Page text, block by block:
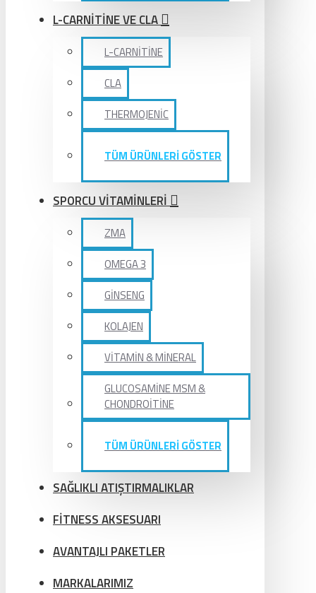
L-CARNİTİNE VE CLA
L-CARNİTİNE
CLA
THERMOJENİC
TÜM ÜRÜNLERİ GÖSTER
SPORCU VİTAMİNLERİ
ZMA
OMEGA 3
GİNSENG
KOLAJEN
VİTAMİN & MİNERAL
GLUCOSAMİNE MSM &
CHONDROİTİNE
TÜM ÜRÜNLERİ GÖSTER
SAĞLIKLI ATIŞTIRMALIKLAR
FİTNESS AKSESUARI
AVANTAJLI PAKETLER
MARKALARIMIZ